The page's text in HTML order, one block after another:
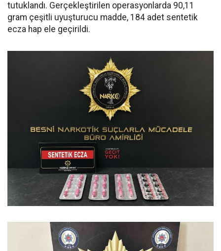
tutuklandı. Gerçekleştirilen operasyonlarda 90,11
gram çeşitli uyuşturucu madde, 184 adet sentetik
ecza hap ele geçirildi.